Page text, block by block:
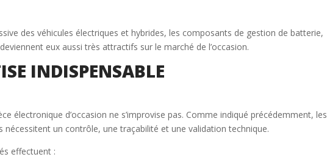
des véhicules électriques et hybrides, les composants de gestion de batterie,
eux aussi très attractifs sur le marché de l’occasion.
INDISPENSABLE
électronique d’occasion ne s’improvise pas. Comme indiqué précédemment, les
nécessitent un contrôle, une traçabilité et une validation technique.
effectuent :